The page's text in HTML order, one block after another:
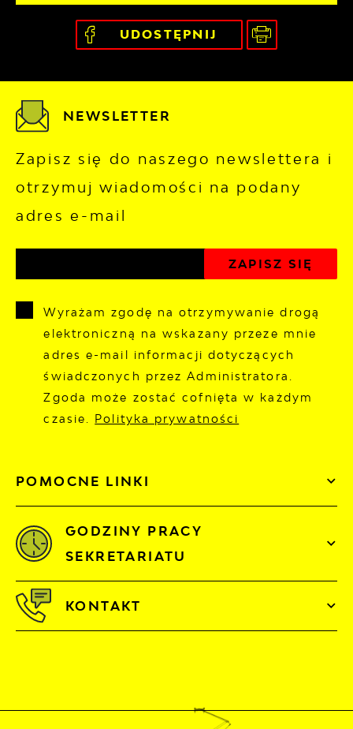
UDOSTĘPNIJ
POMOCNE LINKI
NEWSLETTER
Zapisz się do naszego newslettera i
otrzymuj wiadomości na podany
adres e-mail
Wyrażam zgodę na otrzymywanie drogą
elektroniczną na wskazany przeze mnie
adres e-mail informacji dotyczących
świadczonych przez Administratora.
Zgoda może zostać cofnięta w każdym
czasie. Polityka prywatności
GODZINY PRACY
SEKRETARIATU
KONTAKT